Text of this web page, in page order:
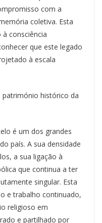
com a
coletiva. Esta
consciência
que este legado
à escala
património histórico da
é um dos grandes
país. A sua densidade
a sua ligação à
que continua a ter
singular. Esta
e trabalho continuado,
religioso em
e partilhado por